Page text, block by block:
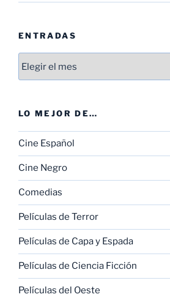
ENTRADAS
LO MEJOR DE…
Cine Español
Cine Negro
Comedias
Películas de Terror
Películas de Capa y Espada
Películas de Ciencia Ficción
Películas del Oeste